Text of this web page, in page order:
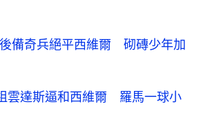
備奇兵絕平西維爾 砌磚少年加
雲達斯逼和西維爾 羅馬一球小